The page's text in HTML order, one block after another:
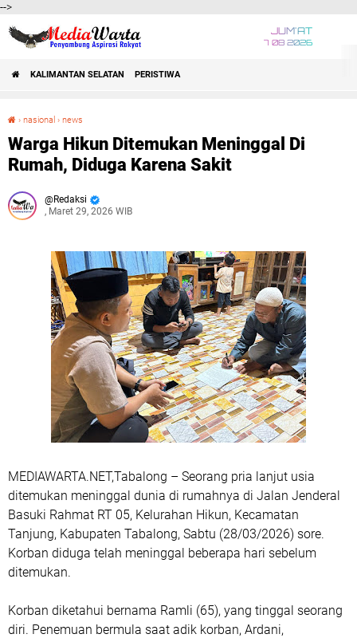
-->
JUM'AT
7 08 2026
KALIMANTAN SELATAN PERISTIWA
› nasional › news
Warga Hikun Ditemukan Meninggal Di
Rumah, Diduga Karena Sakit
Redaksi
, Maret 29, 2026 WIB
MEDIAWARTA.NET,Tabalong – Seorang pria lanjut usia
ditemukan meninggal dunia di rumahnya di Jalan Jenderal
Basuki Rahmat RT 05, Kelurahan Hikun, Kecamatan
Tanjung, Kabupaten Tabalong, Sabtu (28/03/2026) sore.
Korban diduga telah meninggal beberapa hari sebelum
ditemukan.
Korban diketahui bernama Ramli (65), yang tinggal seorang
diri. Penemuan bermula saat adik korban, Ardani,